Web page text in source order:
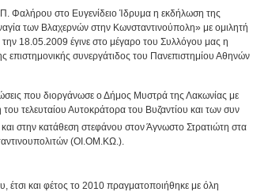
Φαλήρου στο Ευγενίδειο Ίδρυμα η εκδήλωση της
των Βλαχερνών στην Κωνσταντινούπολη» με ομιλητή
18.05.2009 έγινε στο μέγαρο του Συλλόγου μας η
επιστημονικής συνεργάτιδος του Πανεπιστημίου Αθηνών
που διοργάνωσε ο Δήμος Μυστρά της Λακωνίας με
τελευταίου Αυτοκράτορα του Βυζαντίου και των συν
στην κατάθεση στεφάνου στον Άγνωστο Στρατιώτη στα
(ΟΙ.ΟΜ.ΚΩ.).
έτσι και φέτος το 2010 πραγματοποιήθηκε με όλη